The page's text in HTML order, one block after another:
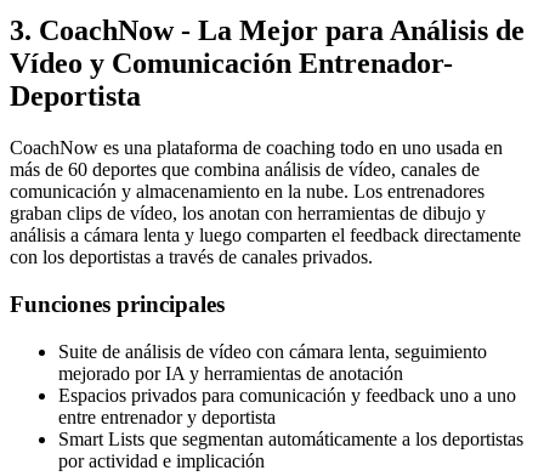
3. CoachNow - La Mejor para Análisis de
Vídeo y Comunicación Entrenador-
Deportista
CoachNow es una plataforma de coaching todo en uno usada en
más de 60 deportes que combina análisis de vídeo, canales de
comunicación y almacenamiento en la nube. Los entrenadores
graban clips de vídeo, los anotan con herramientas de dibujo y
análisis a cámara lenta y luego comparten el feedback directamente
con los deportistas a través de canales privados.
Funciones principales
Suite de análisis de vídeo con cámara lenta, seguimiento
mejorado por IA y herramientas de anotación
Espacios privados para comunicación y feedback uno a uno
entre entrenador y deportista
Smart Lists que segmentan automáticamente a los deportistas
por actividad e implicación